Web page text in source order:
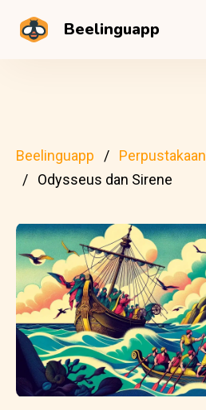
Beelinguapp
Beelinguapp Perpustakaan
Odysseus dan Sirene